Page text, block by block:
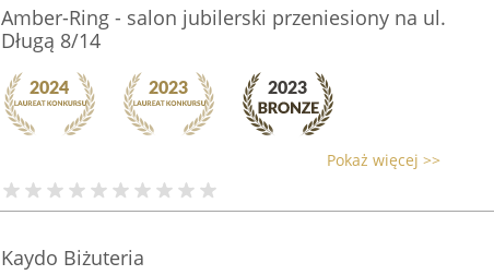
Amber-Ring - salon jubilerski przeniesiony na ul.
Długą 8/14
Pokaż więcej >>
Kaydo Biżuteria